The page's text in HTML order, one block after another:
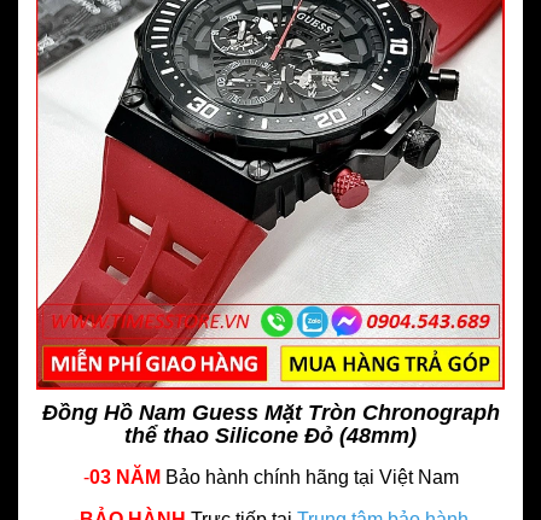
Đồng Hồ Nam Guess Mặt Tròn Chronograph
thể thao Silicone Đỏ (48mm)
-03 NĂM Bảo hành chính hãng tại Việt Nam